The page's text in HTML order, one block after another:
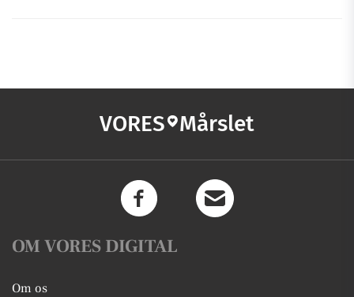
VORES Mårslet
OM VORES DIGITAL
Om os